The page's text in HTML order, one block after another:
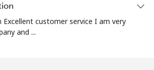
Excellent customer service I am very
and ...